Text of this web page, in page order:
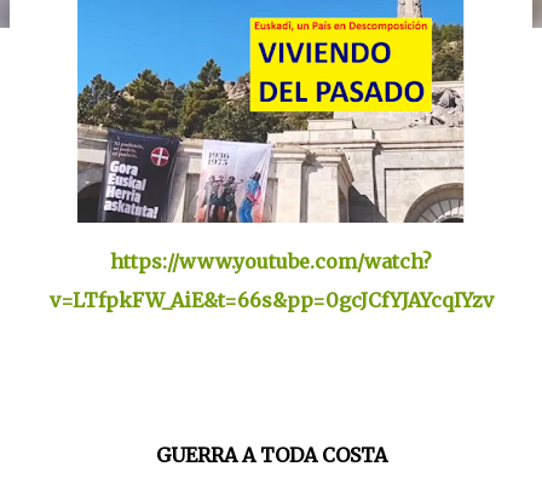
https://www.youtube.com/watch?
v=LTfpkFW_AiE&t=66s&pp=0gcJCfYJAYcqIYzv
GUERRA A TODA COSTA